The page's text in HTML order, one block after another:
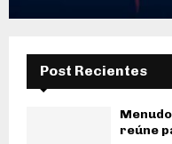
Post Recientes
reúne